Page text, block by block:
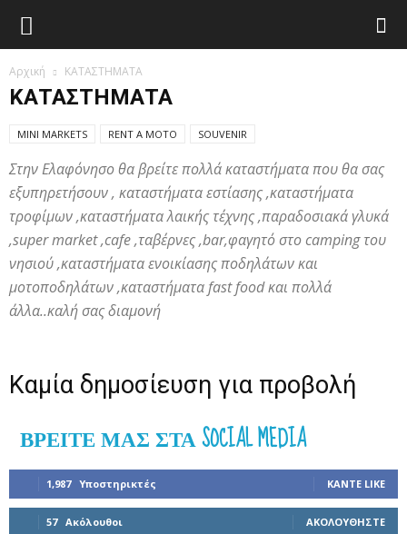
Αρχική ΚΑΤΑΣΤΗΜΑΤΑ
ΚΑΤΑΣΤΗΜΑΤΑ
MINI MARKETS RENT A MOTO SOUVENIR
Στην Ελαφόνησο θα βρείτε πολλά καταστήματα που θα σας
εξυπηρετήσουν , καταστήματα εστίασης ,καταστήματα
τροφίμων ,καταστήματα λαικής τέχνης ,παραδοσιακά γλυκά
,super market ,cafe ,ταβέρνες ,bar,φαγητό στο camping του
νησιού ,καταστήματα ενοικίασης ποδηλάτων και
μοτοποδηλάτων ,καταστήματα fast food και πολλά
άλλα..καλή σας διαμονή
Καμία δημοσίευση για προβολή
ΒΡΕΊΤΕ ΜΑΣ ΣΤΑ SOCIAL MEDIA
1,987 Υποστηρικτές ΚΆΝΤΕ LIKE
57 Ακόλουθοι ΑΚΟΛΟΥΘΉΣΤΕ